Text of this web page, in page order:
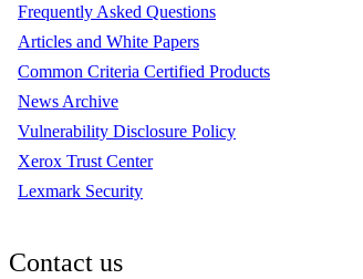
Frequently Asked Questions
Articles and White Papers
Common Criteria Certified Products
News Archive
Vulnerability Disclosure Policy
Xerox Trust Center
Lexmark Security
Contact us